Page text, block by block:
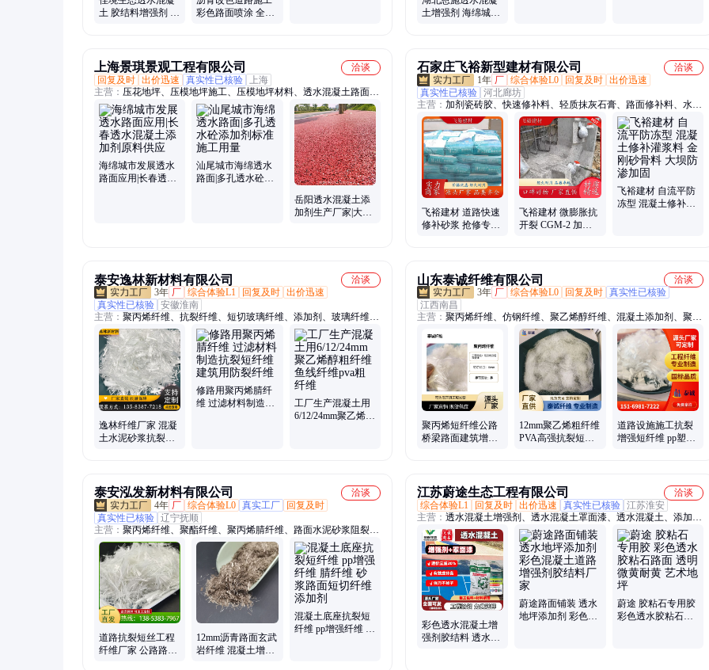
土 胶结料增强剂 海
彩色路面喷涂 全国
土增强剂 海绵城市
上海景琪景观工程有限公司
洽谈
回复及时 出价迅速 真实性已核验
上海
主营： 压花地坪、压模地坪施工、压模地坪材料、透水混凝土路面、
砾石聚合地坪、压花地坪模具
海绵城市发展透水
路面应用|长春透水
汕尾城市海绵透水
路面|多孔透水砼添
岳阳透水混凝土添
加剂生产厂家|大孔
石家庄飞裕新型建材有限公司
洽谈
1年 厂 综合体验L0 回复及时 出价迅速
真实性已核验 河北廊坊
主营： 加剂瓷砖胶、快速修补料、轻质抹灰石膏、路面修补料、水泥
路面修补料、无收缩灌浆料、绿色金刚砂地坪、轻质石膏抹灰、粉刷
石膏、水泥基灌浆料、灌浆料、工业灌浆料、建筑灌浆料、面层抹灰
石膏、抗裂抹灰石膏、瓷砖胶、金刚砂地坪、金刚砂骨料、水泥道路
快速修补料、高强无收缩灌浆料、混凝土修补灌浆料、轻质石膏砂
浆、石膏抹灰砂浆、轻质石膏、抹灰石膏
飞裕建材 道路快速
修补砂浆 抢修专用
飞裕建材 微膨胀抗
开裂 CGM-2 加固
飞裕建材 自流平防
冻型 混凝土修补灌
泰安逸林新材料有限公司
洽谈
3年 厂 综合体验L1 回复及时 出价迅速
真实性已核验 安徽淮南
主营： 聚丙烯纤维、抗裂纤维、短切玻璃纤维、添加剂、玻璃纤维毡
布、塑钢纤维、聚丙烯网状纤维、玄武岩纤维、聚丙烯腈纤维、纤维
素纤维、聚酯纤维、聚丙烯粗纤维、改性玻璃纤维、玻纤粉、木质素
纤维、钢纤维、聚乙烯醇纤维、混凝土纤维
逸林纤维厂家 混凝
土水泥砂浆抗裂添
修路用聚丙烯腈纤
维 过滤材料制造抗
工厂生产混凝土用
6/12/24mm聚乙烯醇
山东泰诚纤维有限公司
洽谈
3年 厂 综合体验L0 回复及时 真实性已核验
江西南昌
主营： 聚丙烯纤维、仿钢纤维、聚乙烯醇纤维、混凝土添加剂、聚酯
纤维、玻璃纤维毡、纤维素纤维、工程纤维、玻璃纤维、表面毡、钢
纤维
聚丙烯短纤维公路
桥梁路面建筑增强
12mm聚乙烯粗纤维
PVA高强抗裂短纤
道路设施施工抗裂
增强短纤维 pp塑料
泰安泓发新材料有限公司
洽谈
4年 厂 综合体验L0 真实工厂
回复及时
真实性已核验 辽宁抚顺
主营： 聚丙烯纤维、聚酯纤维、聚丙烯腈纤维、路面水泥砂浆阻裂纤
维、聚丙烯网状纤维、仿钢纤维、玄武岩纤维、钢纤维
道路抗裂短丝工程
纤维厂家 公路路面
12mm沥青路面玄武
岩纤维 混凝土增强
混凝土底座抗裂短
纤维 pp增强纤维 腈
江苏蔚途生态工程有限公司
洽谈
综合体验L1
回复及时 出价迅速 真实性已核验 江苏淮安
主营： 透水混凝土增强剂、透水混凝土罩面漆、透水混凝土、添加
剂、胶粘石胶水、透水混凝土罩面剂、透水混凝土试压块、冷拌沥青
彩色透水混凝土增
强剂胶结料 透水砼
蔚途路面铺装 透水
地坪添加剂 彩色混
蔚途 胶粘石专用胶
彩色透水胶粘石路